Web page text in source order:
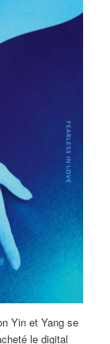
Yin et Yang se
le digital